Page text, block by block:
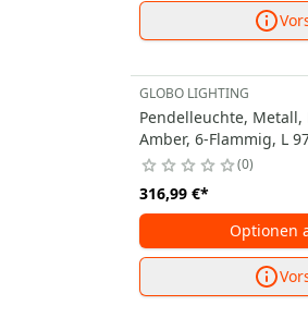
GLOBO LIGHTING
Pendelleuchte, Metall,
Amber, 6-Flammig, L
0
316,99 €*
Optionen